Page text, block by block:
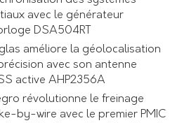
avec le générateur
DSA504RT
améliore la géolocalisation
avec son antenne
active AHP2356A
révolutionne le freinage
by-wire avec le premier PMIC